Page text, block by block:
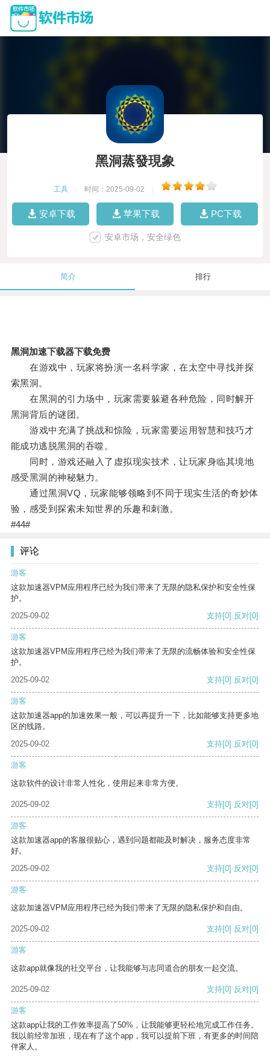
黑洞蒸發現象
工具 时间：2025-09-02
安卓下载 苹果下载 PC下载
安卓市场，安全绿色
简介 排行
黑洞加速下载器下载免费
在游戏中，玩家将扮演一名科学家，在太空中寻找并探
索黑洞。
在黑洞的引力场中，玩家需要躲避各种危险，同时解开
黑洞背后的谜团。
游戏中充满了挑战和惊险，玩家需要运用智慧和技巧才
能成功逃脱黑洞的吞噬。
同时，游戏还融入了虚拟现实技术，让玩家身临其境地
感受黑洞的神秘魅力。
通过黑洞VQ，玩家能够领略到不同于现实生活的奇妙体
验，感受到探索未知世界的乐趣和刺激。
#44#
评论
游客
这款加速器VPM应用程序已经为我们带来了无限的隐私保护和安全性保
护。
2025-09-02
支持[0] 反对[0]
游客
这款加速器VPM应用程序已经为我们带来了无限的流畅体验和安全性保
护。
2025-09-02
支持[0] 反对[0]
游客
这款加速器app的加速效果一般，可以再提升一下，比如能够支持更多地
区的线路。
2025-09-02
支持[0] 反对[0]
游客
这款软件的设计非常人性化，使用起来非常方便。
2025-09-02 支持[0] 反对[0]
游客
这款加速器app的客服很贴心，遇到问题都能及时解决，服务态度非常
好。
2025-09-02
支持[0] 反对[0]
游客
这款加速器VPM应用程序已经为我们带来了无限的隐私保护和自由。
2025-09-02 支持[0] 反对[0]
游客
这款app就像我的社交平台，让我能够与志同道合的朋友一起交流。
2025-09-02 支持[0] 反对[0]
游客
这款app让我的工作效率提高了50%，让我能够更轻松地完成工作任务。
我以前经常加班，现在有了这个app，我可以提前下班，有更多的时间陪
伴家人。